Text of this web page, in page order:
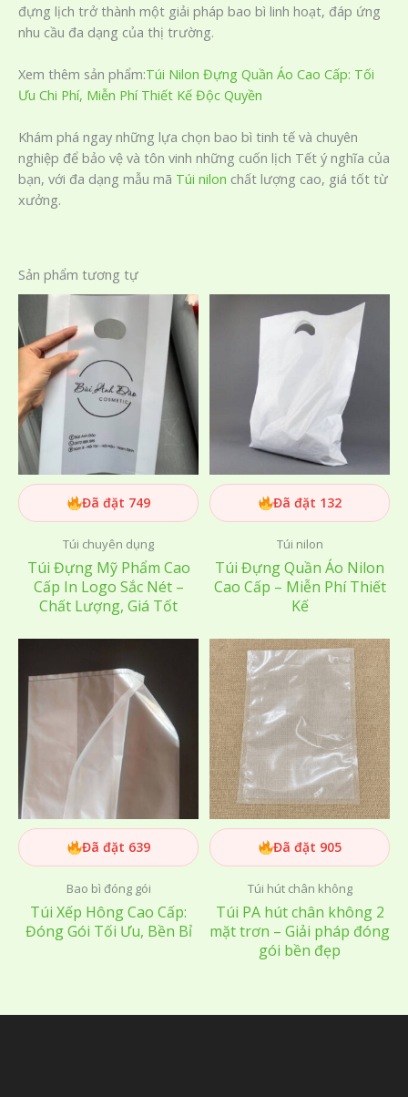
đựng lịch trở thành một giải pháp bao bì linh hoạt, đáp ứng
nhu cầu đa dạng của thị trường.
Xem thêm sản phẩm:Túi Nilon Đựng Quần Áo Cao Cấp: Tối
Ưu Chi Phí, Miễn Phí Thiết Kế Độc Quyền
Khám phá ngay những lựa chọn bao bì tinh tế và chuyên
nghiệp để bảo vệ và tôn vinh những cuốn lịch Tết ý nghĩa của
bạn, với đa dạng mẫu mã Túi nilon chất lượng cao, giá tốt từ
xưởng.
Sản phẩm tương tự
Đã đặt 749
Túi chuyên dụng
Túi Đựng Mỹ Phẩm Cao
Cấp In Logo Sắc Nét –
Chất Lượng, Giá Tốt
Đã đặt 132
Túi nilon
Túi Đựng Quần Áo Nilon
Cao Cấp – Miễn Phí Thiết
Kế
Đã đặt 639
Bao bì đóng gói
Túi Xếp Hông Cao Cấp:
Đóng Gói Tối Ưu, Bền Bỉ
Đã đặt 905
Túi hút chân không
Túi PA hút chân không 2
mặt trơn – Giải pháp đóng
gói bền đẹp